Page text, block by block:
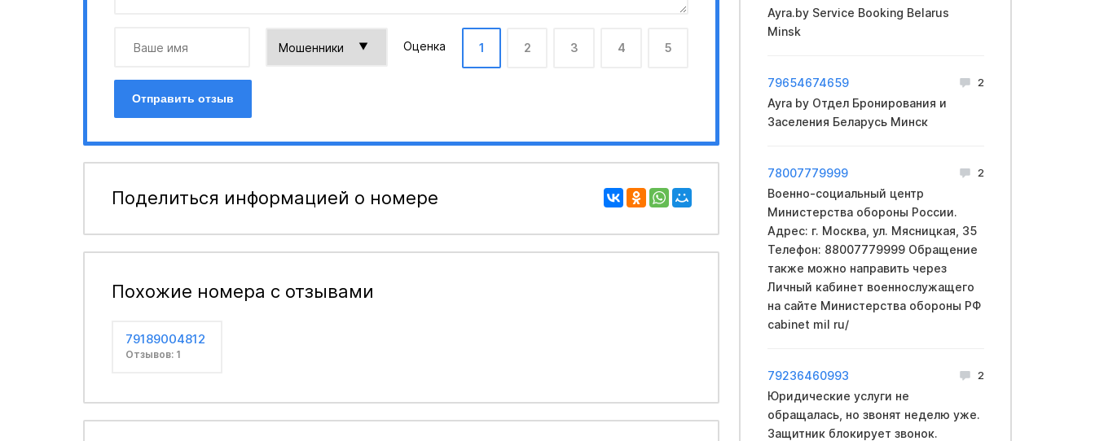
Оценка 1 2 3 4 5
Отправить отзыв
Поделиться информацией о номере
Похожие номера с отзывами
79189004812
Отзывов: 1
Ayra.by Service Booking Belarus
Minsk
79654674659 2
Ayra by Отдел Бронирования и
Заселения Беларусь Минск
78007779999 2
Вoeнно-социальный центр
Mинистерства обopoны России.
Адрес: г. Москва, ул. Мясницкая, 35
Телефон: 88007779999 Обращение
также можно направить через
Личный кабинет вoeннослужащего
на сайте Mинистерства обopoны PФ
cabinet mil ru/
79236460993 2
Юридические услуги не
обращалась, но звонят неделю уже.
Защитник блокирует звонок.